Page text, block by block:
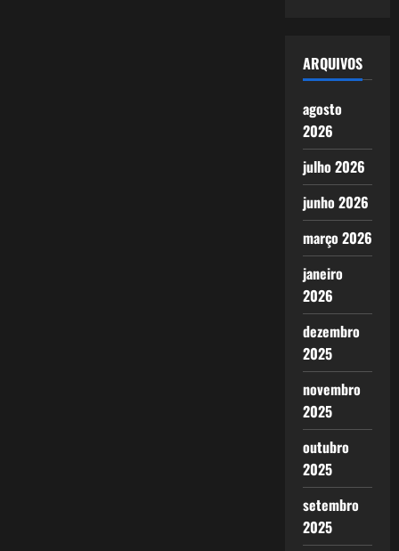
ARQUIVOS
agosto
2026
julho 2026
junho 2026
março 2026
janeiro
2026
dezembro
2025
novembro
2025
outubro
2025
setembro
2025